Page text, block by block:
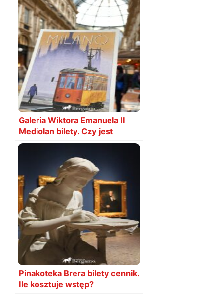
Galeria Wiktora Emanuela II
Mediolan bilety. Czy jest
cennik?
Pinakoteka Brera bilety cennik.
Ile kosztuje wstęp?